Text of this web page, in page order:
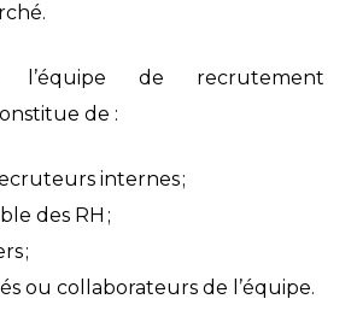
l’équipe de recrutement
de :
internes ;
des RH ;
;
ou collaborateurs de l’équipe.